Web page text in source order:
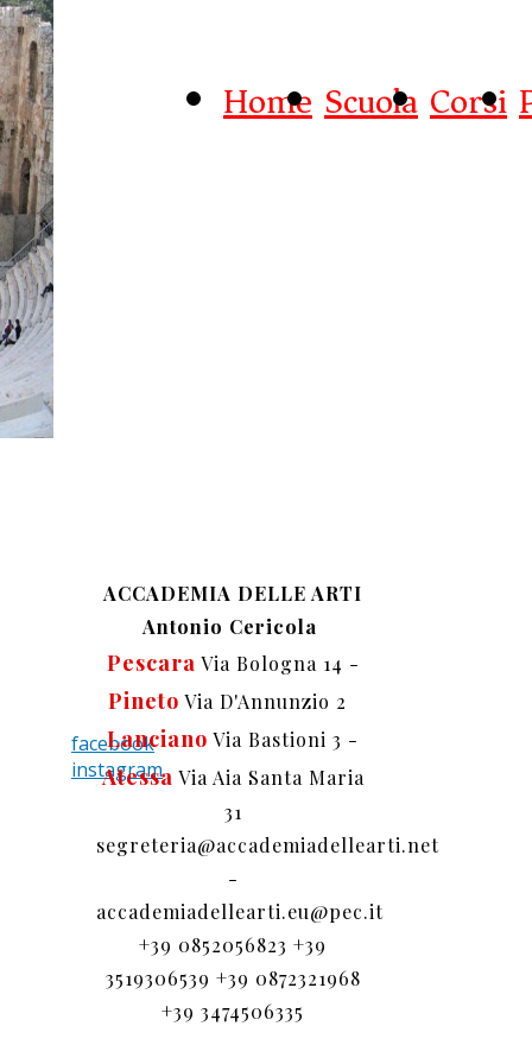
HomeScuolaCorsi
ACCADEMIA DELLE ARTI
Antonio Cericola
Pescara Via Bologna 14 -
Pineto Via D'Annunzio 2
Lanciano Via Bastioni 3 -
Atessa Via Aia Santa Maria
31
segreteria@accademiadellearti.net
-
accademiadellearti.eu@pec.it
+39 0852056823 +39
3519306539 +39 0872321968
+39 3474506335
facebook
instagram